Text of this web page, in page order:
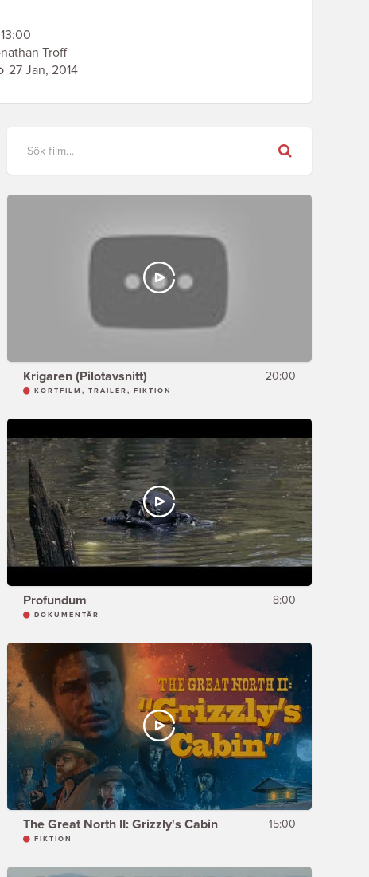
13:00
Troff
27 Jan, 2014
Sök
Krigaren (Pilotavsnitt) 20:00
KORTFILM, TRAILER, FIKTION
Profundum 8:00
DOKUMENTÄR
The Great North II: Grizzly's Cabin 15:00
FIKTION